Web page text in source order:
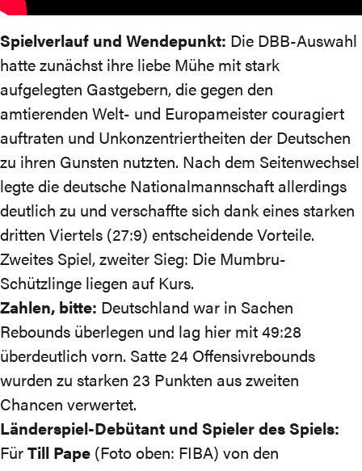
Spielverlauf und Wendepunkt: Die DBB-Auswahl
hatte zunächst ihre liebe Mühe mit stark
aufgelegten Gastgebern, die gegen den
amtierenden Welt- und Europameister couragiert
auftraten und Unkonzentriertheiten der Deutschen
zu ihren Gunsten nutzten. Nach dem Seitenwechsel
legte die deutsche Nationalmannschaft allerdings
deutlich zu und verschaffte sich dank eines starken
dritten Viertels (27:9) entscheidende Vorteile.
Zweites Spiel, zweiter Sieg: Die Mumbru-
Schützlinge liegen auf Kurs.
Zahlen, bitte: Deutschland war in Sachen
Rebounds überlegen und lag hier mit 49:28
überdeutlich vorn. Satte 24 Offensivrebounds
wurden zu starken 23 Punkten aus zweiten
Chancen verwertet.
Länderspiel-Debütant und Spieler des Spiels:
FürTill Pape (Foto oben: FIBA) von den